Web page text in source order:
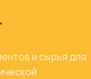
и сырья для